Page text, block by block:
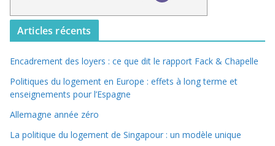
Articles récents
Encadrement des loyers : ce que dit le rapport Fack & Chapelle
Politiques du logement en Europe : effets à long terme et
enseignements pour l’Espagne
Allemagne année zéro
La politique du logement de Singapour : un modèle unique